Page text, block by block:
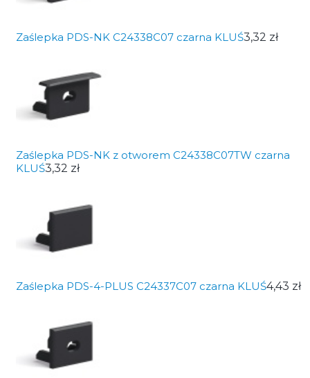
Zaślepka PDS-NK C24338C07 czarna KLUŚ3,32 zł
Zaślepka PDS-NK z otworem C24338C07TW czarna
KLUŚ3,32 zł
Zaślepka PDS-4-PLUS C24337C07 czarna KLUŚ4,43 zł